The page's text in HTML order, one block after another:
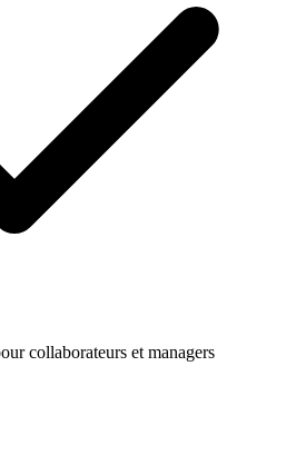
collaborateurs et managers